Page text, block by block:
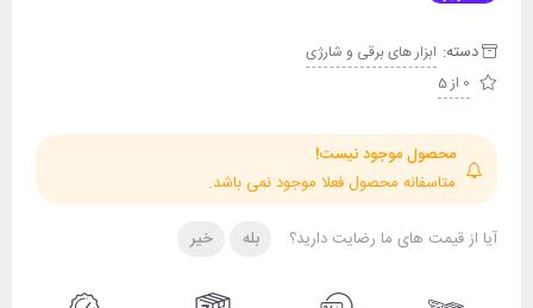
دسته: ابزار های برقی و شارژی
0 از 5
محصول موجود نیست!
متاسفانه محصول فعلا موجود نمی باشد.
آیا از قیمت های ما رضایت دارید؟ بله خیر